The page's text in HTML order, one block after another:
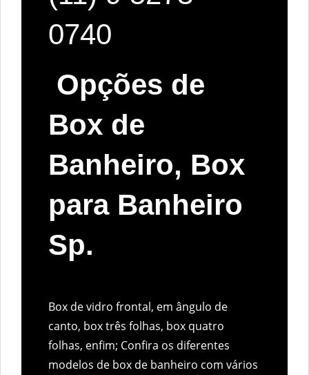
0740
Opções de
Box de
Banheiro, Box
para Banheiro
Sp.
Box de vidro frontal, em ângulo de
canto, box três folhas, box quatro
folhas, enfim; Confira os diferentes
modelos de box de banheiro com vários